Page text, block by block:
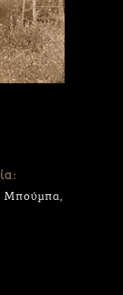
Μπούμπα,